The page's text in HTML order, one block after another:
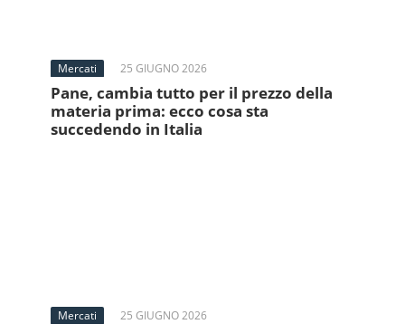
Mercati 25 GIUGNO 2026
Pane, cambia tutto per il prezzo della
materia prima: ecco cosa sta
succedendo in Italia
Mercati 25 GIUGNO 2026